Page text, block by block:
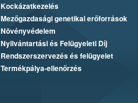
Kockázatkezelés
Mezőgazdasági genetikai erőforrások
Növényvédelem
Nyilvántartási és Felügyeleti Díj
Rendszerszervezés és felügyelet
Termékpálya-ellenőrzés